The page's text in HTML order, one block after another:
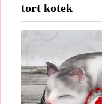
tort kotek